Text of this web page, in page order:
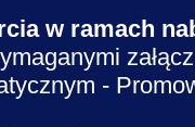
w ramach
-